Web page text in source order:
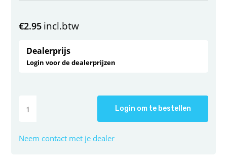
€2.95 incl.btw
Dealerprijs
Login voor de dealerprijzen
Login om te bestellen
Neem contact met je dealer